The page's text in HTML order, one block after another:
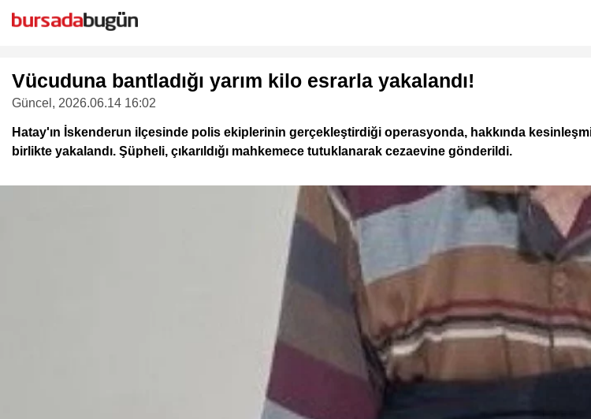
Vücuduna bantladığı yarım kilo esrarla yakalandı!
Güncel , 2026.06.14 16:02
Hatay'ın İskenderun ilçesinde polis ekiplerinin gerçekleştirdiği operasyonda, hakkında
birlikte yakalandı. Şüpheli, çıkarıldığı mahkemece tutuklanarak cezaevine gönderildi.